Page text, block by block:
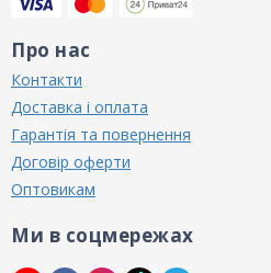
Про нас
Контакти
Доставка і оплата
Гарантія та повернення
Договір оферти
Оптовикам
Ми в соцмережах